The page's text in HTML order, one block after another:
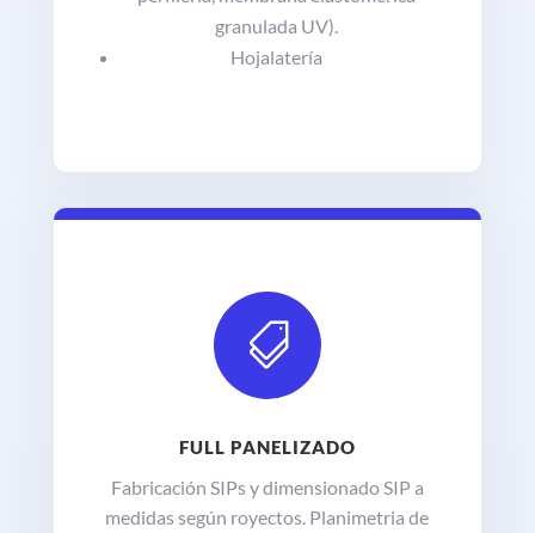
granulada UV).
Hojalatería

FULL PANELIZADO
Fabricación SIPs y dimensionado SIP a
medidas según royectos. Planimetria de